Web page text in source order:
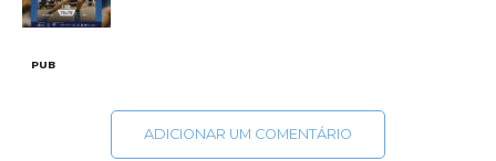
PUB
ADICIONAR UM COMENTÁRIO